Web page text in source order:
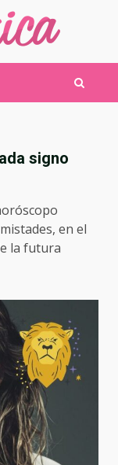
signo
en el
la futura